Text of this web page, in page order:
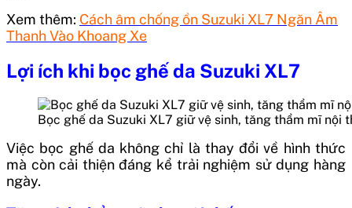
Xem thêm: Cách âm chống ồn Suzuki XL7 Ngăn Âm
Thanh Vào Khoang Xe
Lợi ích khi bọc ghế da Suzuki XL7
Bọc ghế da Suzuki XL7 giữ vệ sinh, tăng thẩm mĩ nội
Việc bọc ghế da không chỉ là thay đổi về hình thức
mà còn cải thiện đáng kể trải nghiệm sử dụng hàng
ngày.